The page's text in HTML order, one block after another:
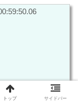
トップ サイドバー